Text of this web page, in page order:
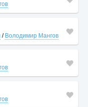
/ Володимир Мангов